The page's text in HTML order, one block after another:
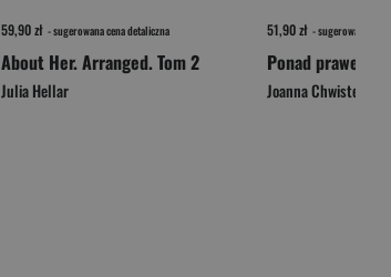
59,90 zł - sugerowana cena detaliczna
About Her. Arranged. Tom 2
Julia Hellar
51,90 zł - sugerowana
Joanna Chwistek